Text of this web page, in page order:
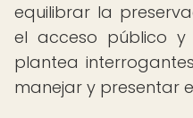
equilibrar la
el acceso público y
plantea
manejar y presentar